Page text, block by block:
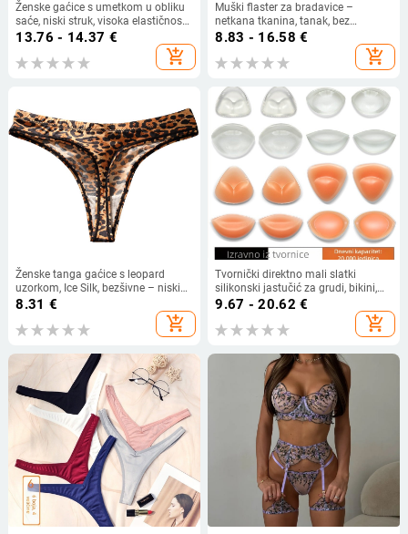
Ženske gaćice s umetkom u obliku
saće, niski struk, visoka elastičnost,
mekane i udobne
13.76 - 14.37 €
add_shopping_cart
Muški flaster za bradavice –
netkana tkanina, tanak, bez
tragova, South Star
8.83 - 16.58 €
add_shopping_cart
Ženske tanga gaćice s leopard
uzorkom, Ice Silk, bezšivne – niski
struk, pamukasta podstava
8.31 €
add_shopping_cart
Tvornički direktno mali slatki
silikonski jastučić za grudi, bikini,
samoljepljivi debeli umetak,
nevidljivi debeli silikonski jastučić
za grudi od morskog uha
9.67 - 20.62 €
add_shopping_cart